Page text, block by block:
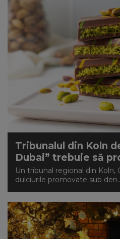
Tribunalul din Koln
Dubai” trebuie să
Un tribunal regional din Koln,
dulciurile promovate sub